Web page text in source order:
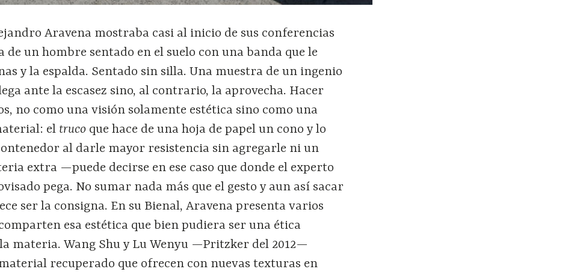
Aravena mostraba casi al inicio de sus conferencias
un hombre sentado en el suelo con una banda que le
y la espalda. Sentado sin silla. Una muestra de un ingenio
ante la escasez sino, al contrario, la aprovecha. Hacer
no como una visión solamente estética sino como una
el truco que hace de una hoja de papel un cono y lo
al darle mayor resistencia sin agregarle ni un
extra —puede decirse en ese caso que donde el experto
pega. No sumar nada más que el gesto y aun así sacar
ser la consigna. En su Bienal, Aravena presenta varios
esa estética que bien pudiera ser una ética
materia. Wang Shu y Lu Wenyu —Pritzker del 2012—
recuperado que ofrecen con nuevas texturas en